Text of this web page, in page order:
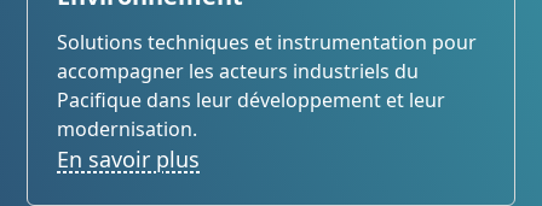
Solutions techniques et instrumentation pour
accompagner les acteurs industriels du
Pacifique dans leur développement et leur
modernisation.
En savoir plus